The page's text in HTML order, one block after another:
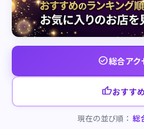
check_circle総合アク
thumb_upおすす
現在の並び順： 総